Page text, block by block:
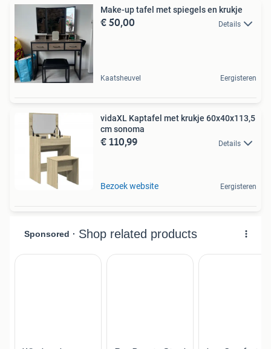
Make-up tafel met spiegels en krukje
€ 50,00 Details
Kaatsheuvel Eergisteren
vidaXL Kaptafel met krukje 60x40x113,5
cm sonoma
€ 110,99 Details
Bezoek website Eergisteren